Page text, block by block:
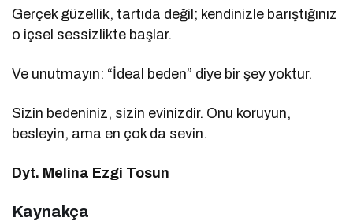
Gerçek güzellik, tartıda değil; kendinizle barıştığınız
o içsel sessizlikte başlar.
Ve unutmayın: “İdeal beden” diye bir şey yoktur.
Sizin bedeniniz, sizin evinizdir. Onu koruyun,
besleyin, ama en çok da sevin.
Dyt. Melina Ezgi Tosun
Kaynakça